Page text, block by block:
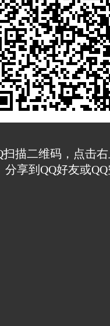
扫描二维码，点击右
分享到QQ好友或QQ